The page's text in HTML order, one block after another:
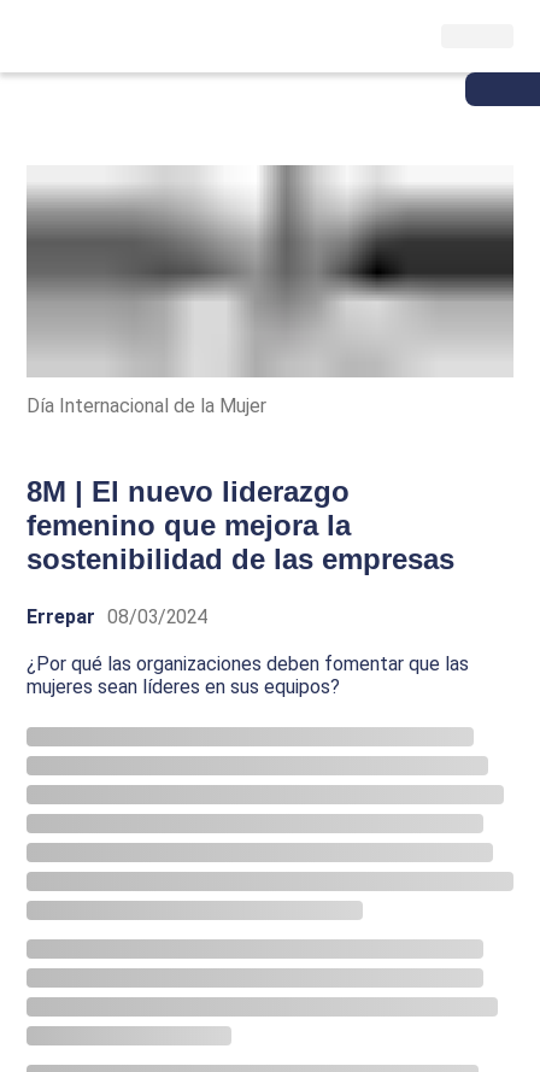
Día Internacional de la Mujer
8M | El nuevo liderazgo
femenino que mejora la
sostenibilidad de las empresas
Errepar 08/03/2024
¿Por qué las organizaciones deben fomentar que las
mujeres sean líderes en sus equipos?